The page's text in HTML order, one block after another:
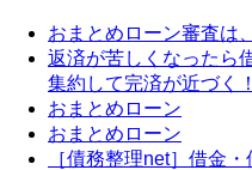
おまとめローン審査は
返済が苦しくなったら
集約して完済が近づく！
おまとめローン
おまとめローン
［債務整理net］借金